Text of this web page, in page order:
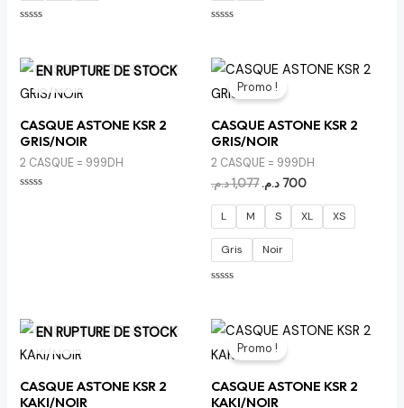
5
5
EN RUPTURE DE STOCK
CASQUE ASTONE KSR 2
GRIS/NOIR
2 CASQUE = 999DH
Promo !
CASQUE ASTONE KSR 2
GRIS/NOIR
2 CASQUE = 999DH
1,077د.م.
Le
prix
initial
1,077 د.م..
700د.م.
Le
700 د.م..
L M S XL XS
Gris Noir
5
EN RUPTURE DE STOCK
CASQUE ASTONE KSR 2
KAKI/NOIR
Promo !
CASQUE ASTONE KSR 2
KAKI/NOIR
Le
prix
initial
1,077 د.م..
Le
700 د.م..